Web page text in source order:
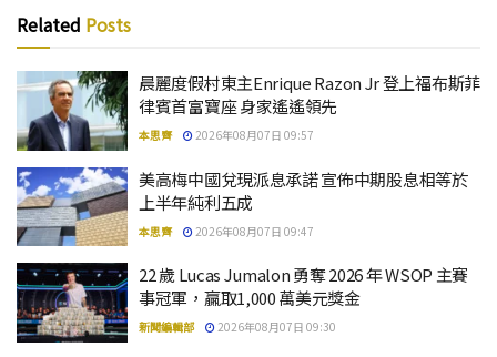
Related Posts
晨麗度假村東主Enrique Razon Jr 登上福布斯菲
律賓首富寶座 身家遙遙領先
本思齊 2026年08月07日 09:57
美高梅中國兌現派息承諾 宣佈中期股息相等於
上半年純利五成
本思齊 2026年08月07日 09:47
22 歲 Lucas Jumalon 勇奪 2026 年 WSOP 主賽
事冠軍，贏取1,000 萬美元獎金
新聞編輯部 2026年08月07日 09:30